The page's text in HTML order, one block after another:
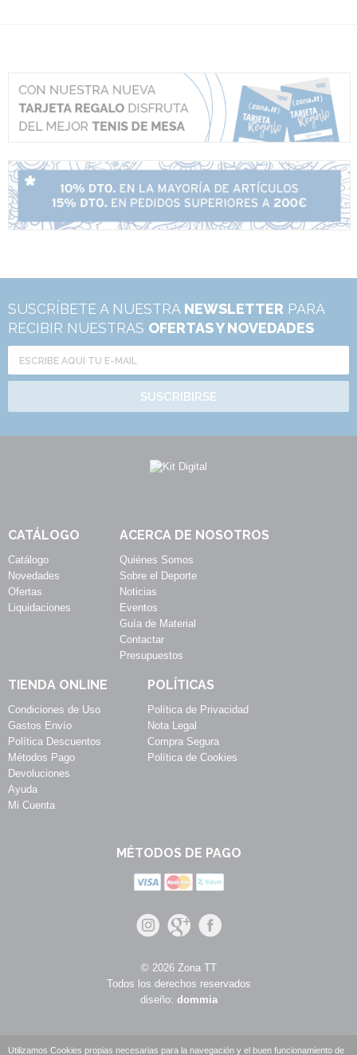
SUSCRÍBETE A NUESTRA NEWSLETTER PARA
RECIBIR NUESTRAS OFERTAS Y NOVEDADES
SUSCRIBIRSE
CATÁLOGO
Catálogo
Novedades
Ofertas
Liquidaciones
ACERCA DE NOSOTROS
Quiénes Somos
Sobre el Deporte
Noticias
Eventos
Guía de Material
Contactar
Presupuestos
TIENDA ONLINE
Condiciones de Uso
Gastos Envío
Política Descuentos
Métodos Pago
Devoluciones
Ayuda
Mi Cuenta
POLÍTICAS
Política de Privacidad
Nota Legal
Compra Segura
Política de Cookies
MÉTODOS DE PAGO
© 2026 Zona TT
Todos los derechos reservados
diseño: dommia
Utilizamos Cookies propias necesarias para la navegación y el buen funcionamiento de